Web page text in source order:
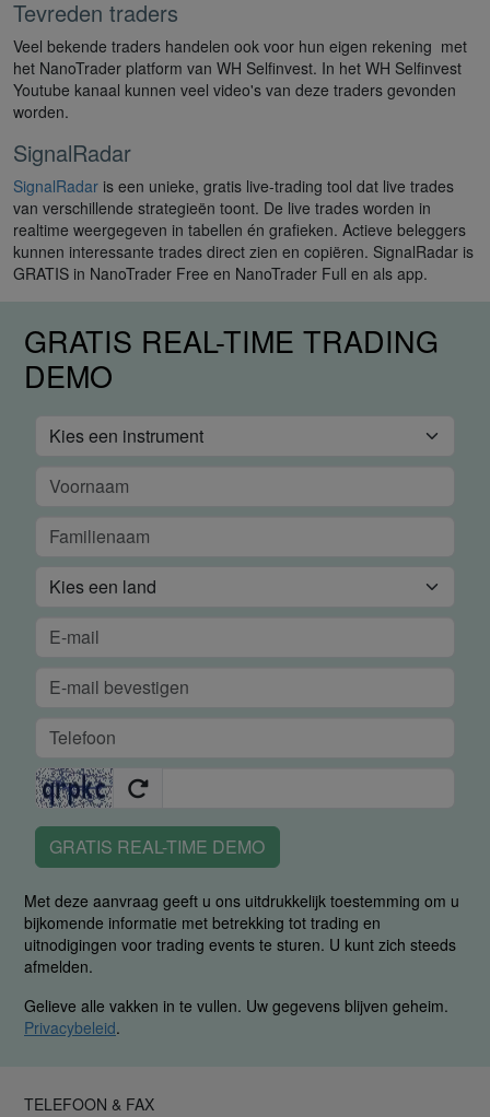
Tevreden traders
Veel bekende traders handelen ook voor hun eigen rekening met
het NanoTrader platform van WH Selfinvest. In het WH Selfinvest
Youtube kanaal kunnen veel video's van deze traders gevonden
worden.
SignalRadar
SignalRadar is een unieke, gratis live-trading tool dat live trades
van verschillende strategieën toont. De live trades worden in
realtime weergegeven in tabellen én grafieken. Actieve beleggers
kunnen interessante trades direct zien en copiëren. SignalRadar is
GRATIS in NanoTrader Free en NanoTrader Full en als app.
GRATIS REAL-TIME TRADING
DEMO
GRATIS REAL-TIME DEMO
Met deze aanvraag geeft u ons uitdrukkelijk toestemming om u
bijkomende informatie met betrekking tot trading en
uitnodigingen voor trading events te sturen. U kunt zich steeds
afmelden.
Gelieve alle vakken in te vullen. Uw gegevens blijven geheim.
Privacybeleid.
TELEFOON & FAX